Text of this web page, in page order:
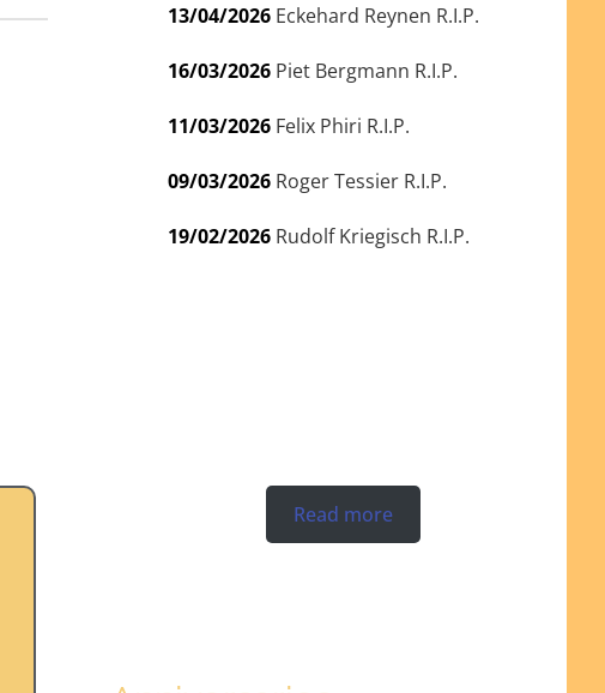
13/04/2026 Eckehard Reynen R.I.P.
16/03/2026 Piet Bergmann R.I.P.
11/03/2026 Felix Phiri R.I.P.
09/03/2026 Roger Tessier R.I.P.
19/02/2026 Rudolf Kriegisch R.I.P.
Read more